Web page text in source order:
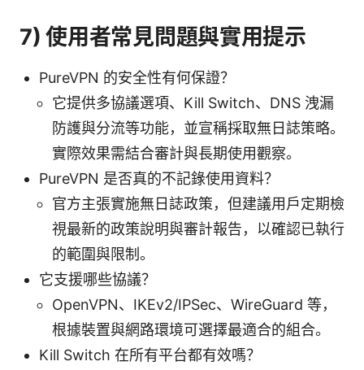
7) 使用者常見問題與實用提示
PureVPN 的安全性有何保證？
它提供多協議選項、Kill Switch、DNS 洩漏
防護與分流等功能，並宣稱採取無日誌策略。
實際效果需結合審計與長期使用觀察。
PureVPN 是否真的不記錄使用資料？
官方主張實施無日誌政策，但建議用戶定期檢
視最新的政策說明與審計報告，以確認已執行
的範圍與限制。
它支援哪些協議？
OpenVPN、IKEv2/IPSec、WireGuard 等，
根據裝置與網路環境可選擇最適合的組合。
Kill Switch 在所有平台都有效嗎？